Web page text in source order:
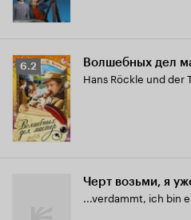
Рейтинг
Кинопоиска
6.2
6.2 Волшебных дел
Hans Röckle und der
Черт возьми, я
...verdammt, ich bin